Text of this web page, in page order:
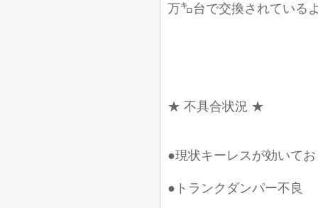
万㌔台で交換されている
★ 不具合状況 ★
●現状キーレスが効いて
●トランクダンパー不良